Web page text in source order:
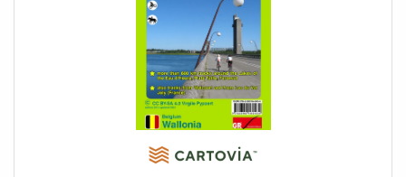
chaude : 3,7 l/min max. CONTENU DE LA LIVRAISON :
Chauffe-eau instantané STIEBEL ELTRON DHM 7, aérateur
spécial, flexible de raccordement 3/8, filtre, notice
d'utilisation et d'installation, raccord en T 3/8 Une
connexion haute tension (3~/400 V) est requise.
L'approbation du gestionnaire de réseau local peut être
requise. L'installation doit être effectuée par du personnel